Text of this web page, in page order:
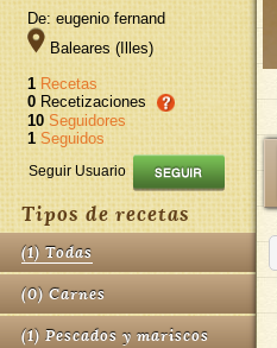
De: eugenio fernand
Baleares (Illes)
1 Recetas
0 Recetizaciones
10 Seguidores
1 Seguidos
Seguir Usuario
Tipos de recetas
(1) Todas
(0) Carnes
(1) Pescados y mariscos